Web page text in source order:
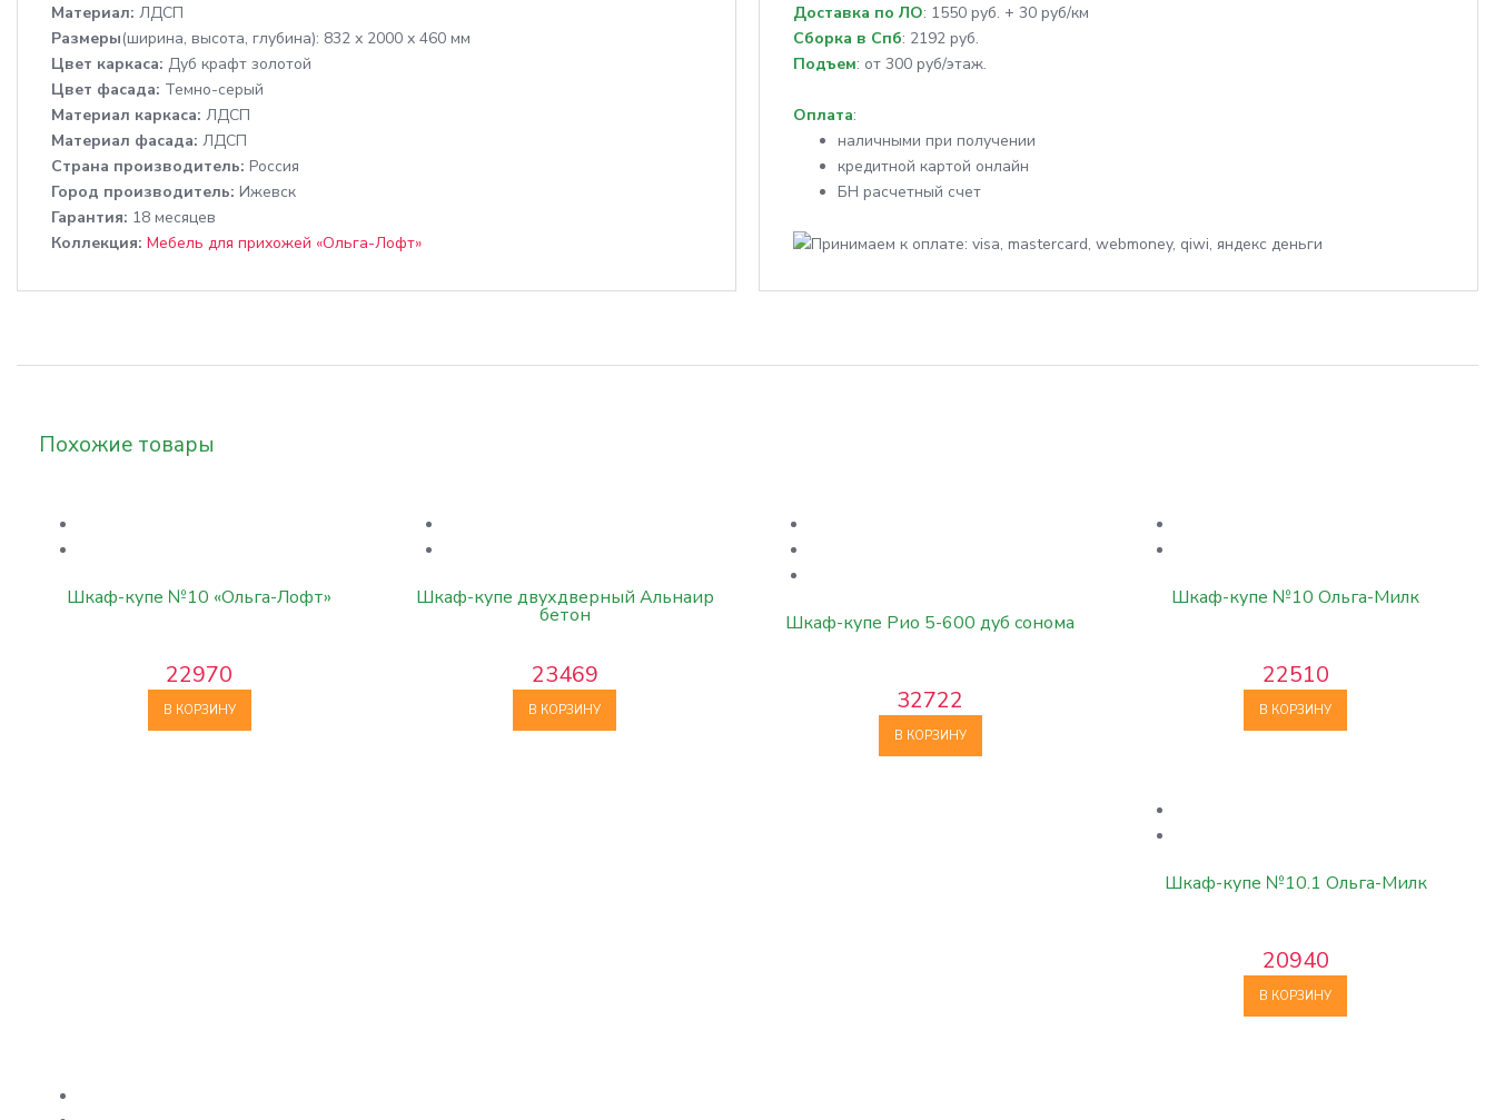
Материал: ЛДСП
Размеры(ширина, высота, глубина): 832 х 2000 х 460 мм
Цвет каркаса: Дуб крафт золотой
Цвет фасада: Темно-серый
Материал каркаса: ЛДСП
Материал фасада: ЛДСП
Cтрана производитель: Россия
Город производитель: Ижевск
Гарантия: 18 месяцев
Коллекция: Мебель для прихожей «Ольга-Лофт»
Доставка по ЛО: 1550 руб. + 30 руб/км
Сборка в Спб: 2192 руб.
Подъем: от 300 руб/этаж.
Оплата:
наличными при получении
кредитной картой онлайн
БН расчетный счет
Похожие товары
Шкаф-купе №10 «Ольга-Лофт»
22970
В КОРЗИНУ
Шкаф-купе двухдверный Альнаир
бетон
23469
В КОРЗИНУ
Шкаф-купе Рио 5-600 дуб сонома
32722
В КОРЗИНУ
Шкаф-купе №10 Ольга-Милк
22510
В КОРЗИНУ
Шкаф-купе №10.1 Ольга-Милк
20940
В КОРЗИНУ